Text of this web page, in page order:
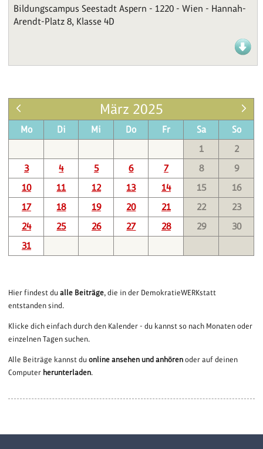
Bildungscampus Seestadt Aspern - 1220 - Wien - Hannah-
Arendt-Platz 8, Klasse 4D
März 2025
Mo Di Mi Do Fr Sa
So
1
2
3
4 5 6 7 8
9
10
11 12 13 14 15
16
17
18 19 20 21 22
23
24
25 26 27 28 29
30
31
Hier findest dualle Beiträge, die in der DemokratieWERKstatt
entstanden sind.
Klicke dich einfach durch den Kalender - du kannst so nach Monaten oder
einzelnen Tagen suchen.
Alle Beiträge kannst duonline ansehen und anhören oder auf deinen
Computer herunterladen.